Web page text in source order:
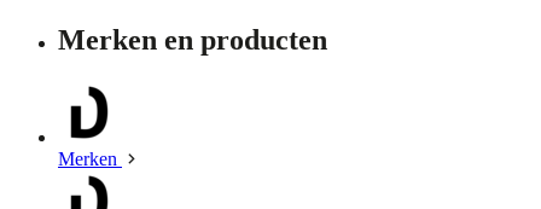
Merken en producten
Merken